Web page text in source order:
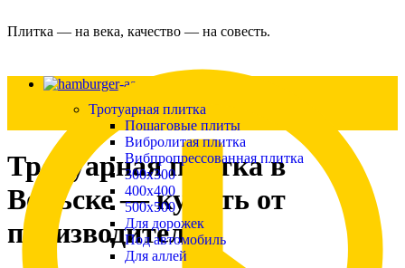
Плитка — на века, качество — на совесть.
Тротуарная плитка
Пошаговые плиты
Вибролитая плитка
Вибпропрессованная плитка
300х300
400х400
500х500
Для дорожек
Под автомобиль
Для аллей
Тротуарная плитка в
Вольске — купить от
производителя